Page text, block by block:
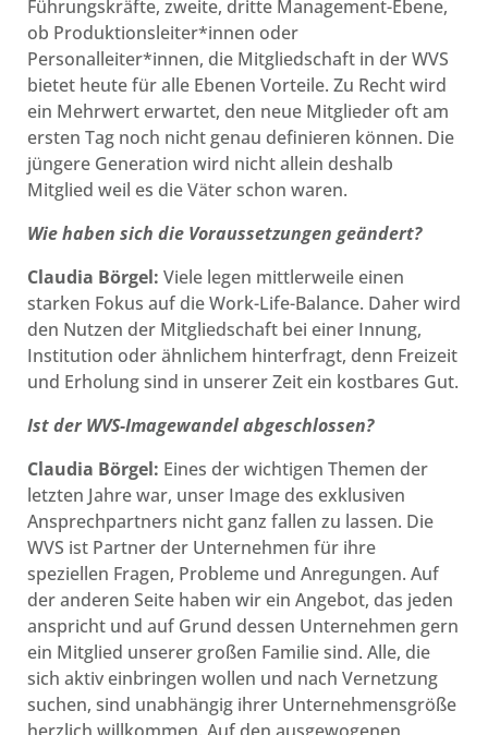
Führungskräfte, zweite, dritte Management-Ebene,
ob Produktionsleiter*innen oder
Personalleiter*innen, die Mitgliedschaft in der WVS
bietet heute für alle Ebenen Vorteile. Zu Recht wird
ein Mehrwert erwartet, den neue Mitglieder oft am
ersten Tag noch nicht genau definieren können. Die
jüngere Generation wird nicht allein deshalb
Mitglied weil es die Väter schon waren.
Wie haben sich die Voraussetzungen geändert?
Claudia Börgel: Viele legen mittlerweile einen
starken Fokus auf die Work-Life-Balance. Daher wird
den Nutzen der Mitgliedschaft bei einer Innung,
Institution oder ähnlichem hinterfragt, denn Freizeit
und Erholung sind in unserer Zeit ein kostbares Gut.
Ist der WVS-Imagewandel abgeschlossen?
Claudia Börgel: Eines der wichtigen Themen der
letzten Jahre war, unser Image des exklusiven
Ansprechpartners nicht ganz fallen zu lassen. Die
WVS ist Partner der Unternehmen für ihre
speziellen Fragen, Probleme und Anregungen. Auf
der anderen Seite haben wir ein Angebot, das jeden
anspricht und auf Grund dessen Unternehmen gern
ein Mitglied unserer großen Familie sind. Alle, die
sich aktiv einbringen wollen und nach Vernetzung
suchen, sind unabhängig ihrer Unternehmensgröße